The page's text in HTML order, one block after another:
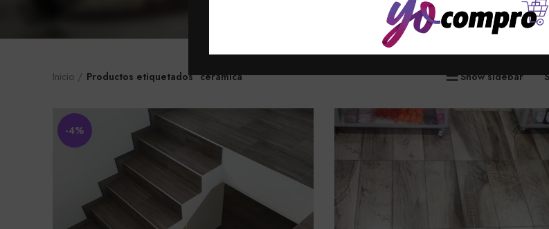
Inicio Productos etiquetados “cerámica” Show sidebar
-4%